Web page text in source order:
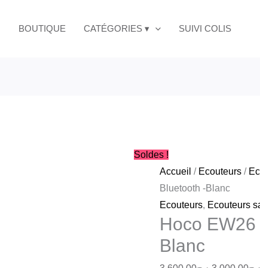
BOUTIQUE CATÉGORIES ▾ SUIVI COLIS
Soldes !
Accueil / Ecouteurs /
Bluetooth -Blanc
Ecouteurs, Ecouteurs
Hoco
Blanc
prix